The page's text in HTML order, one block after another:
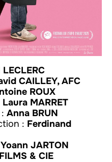
CAILLEY, AFC
ROUX
Laura MARRET
Anna BRUN
: Ferdinand
Yoann JARTON
& CIE